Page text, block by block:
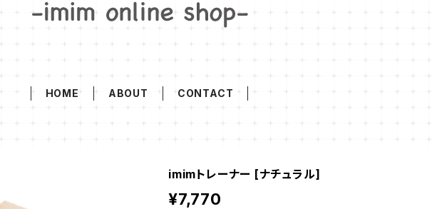
HOME ABOUT CONTACT
imimトレーナー [ナチュラル]
¥7,770